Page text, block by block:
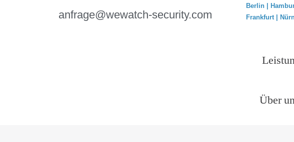
anfrage@wewatch-security.com
Berlin |
Frankfurt |
Über